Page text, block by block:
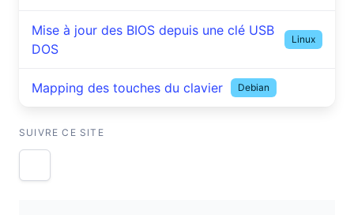
Mise à jour des BIOS depuis une clé USB
DOS
Linux
Mapping des touches du clavier Debian
SUIVRE CE SITE